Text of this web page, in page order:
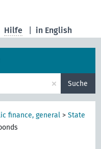
in English
Hilfe
× Suche
finance, general >State